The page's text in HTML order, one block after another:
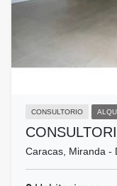
CONSULTORIO
Caracas, Miranda -